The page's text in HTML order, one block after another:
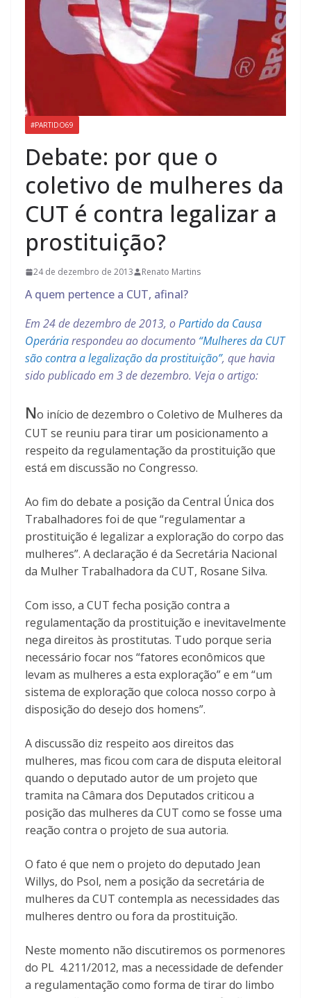
#PARTIDO69
Debate: por que o
coletivo de mulheres da
CUT é contra legalizar a
prostituição?
24 de dezembro de 2013 Renato Martins
A quem pertence a CUT, afinal?
Em 24 de dezembro de 2013, oPartido da Causa
Operáriarespondeu ao documento “Mulheres da CUT
são contra a legalização da prostituição”, que havia
sido publicado em 3 de dezembro. Veja o artigo:
No início de dezembro o Coletivo de Mulheres da
CUT se reuniu para tirar um posicionamento a
respeito da regulamentação da prostituição que
está em discussão no Congresso.
Ao fim do debate a posição da Central Única dos
Trabalhadores foi de que “regulamentar a
prostituição é legalizar a exploração do corpo das
mulheres”. A declaração é da Secretária Nacional
da Mulher Trabalhadora da CUT, Rosane Silva.
Com isso, a CUT fecha posição contra a
regulamentação da prostituição e inevitavelmente
nega direitos às prostitutas. Tudo porque seria
necessário focar nos “fatores econômicos que
levam as mulheres a esta exploração” e em “um
sistema de exploração que coloca nosso corpo à
disposição do desejo dos homens”.
A discussão diz respeito aos direitos das
mulheres, mas ficou com cara de disputa eleitoral
quando o deputado autor de um projeto que
tramita na Câmara dos Deputados criticou a
posição das mulheres da CUT como se fosse uma
reação contra o projeto de sua autoria.
O fato é que nem o projeto do deputado Jean
Willys, do Psol, nem a posição da secretária de
mulheres da CUT contempla as necessidades das
mulheres dentro ou fora da prostituição.
Neste momento não discutiremos os pormenores
do PL 4.211/2012, mas a necessidade de defender
a regulamentação como forma de tirar do limbo